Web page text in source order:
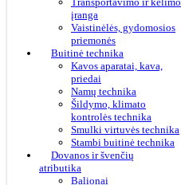
įranga
Vaistinėlės, gydomosios
priemonės
Buitinė technika
Kavos aparatai, kava,
priedai
Namų technika
Šildymo, klimato
kontrolės technika
Smulki virtuvės technika
Stambi buitinė technika
Dovanos ir švenčių
atributika
Balionai